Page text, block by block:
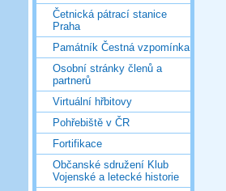
Četnická pátrací stanice
Praha
Památník Čestná vzpomínka
Osobní stránky členů a
partnerů
Virtuální hřbitovy
Pohřebiště v ČR
Fortifikace
Občanské sdružení Klub
Vojenské a letecké historie